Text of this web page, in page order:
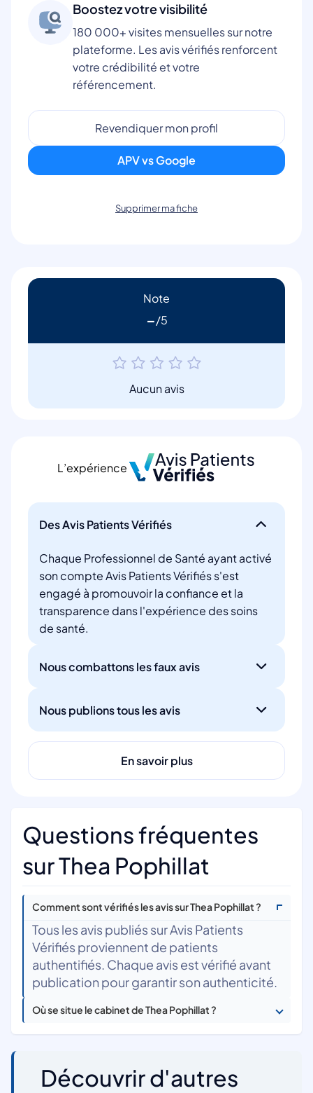
Boostez votre visibilité
180 000+ visites mensuelles sur notre
plateforme. Les avis vérifiés renforcent
votre crédibilité et votre
référencement.
Revendiquer mon profil
APV vs Google
Supprimer ma fiche
Note
-
Aucun avis
L’expérience
Des Avis Patients Vérifiés
Chaque Professionnel de Santé ayant activé
son compte Avis Patients Vérifiés s'est
engagé à promouvoir la confiance et la
transparence dans l'expérience des soins
de santé.
Nous combattons les faux avis
Nous publions tous les avis
En savoir plus
Questions fréquentes
sur Thea Pophillat
Comment sont vérifiés les avis sur Thea Pophillat ?
Tous les avis publiés sur Avis Patients
Vérifiés proviennent de patients
authentifiés. Chaque avis est vérifié avant
publication pour garantir son authenticité.
Où se situe le cabinet de Thea Pophillat ?
Découvrir d'autres